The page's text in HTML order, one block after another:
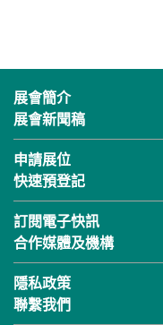
展會簡介
展會新聞稿
申請展位
快速預登記
訂閱電子快訊
合作媒體及機構
隱私政策
聯繫我們